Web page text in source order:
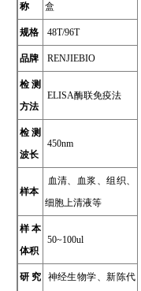
称
盒
规格 48T/96T
品牌 RENJIEBIO
检测
方法
ELISA酶联免疫法
检测
波长
450nm
样本
血清、血浆、组织、
细胞上清液等
样本
体积
50~100ul
研究
神经生物学、新陈代